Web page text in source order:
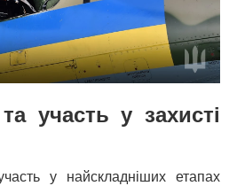
участь у захисті
у найскладніших етапах